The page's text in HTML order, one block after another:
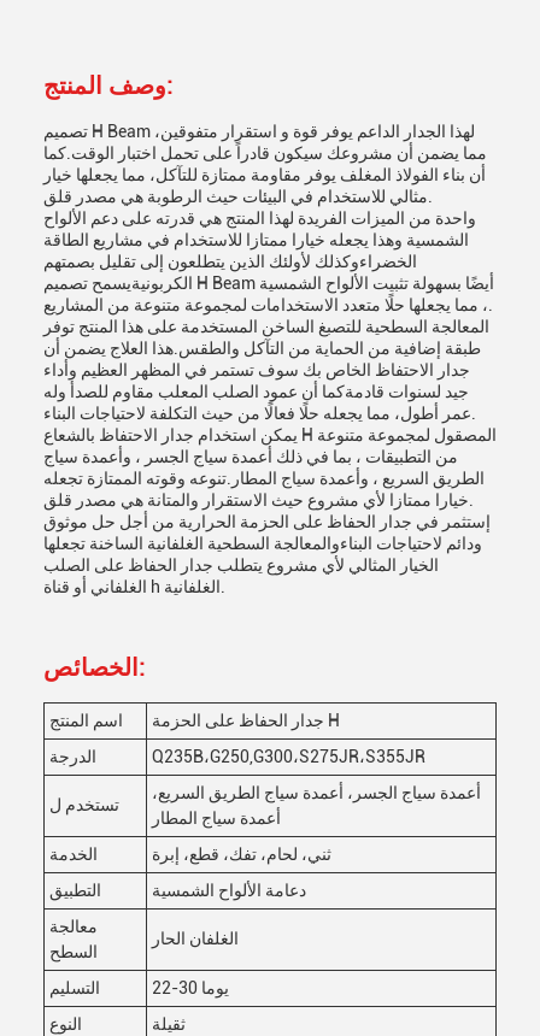
وصف المنتج:
تصميم H Beam لهذا الجدار الداعم يوفر قوة و استقرار متفوقين،
مما يضمن أن مشروعك سيكون قادراً على تحمل اختبار الوقت.كما
أن بناء الفولاذ المغلف يوفر مقاومة ممتازة للتآكل، مما يجعلها خيار
واحدة من الميزات الفريدة لهذا المنتج هي قدرته على دعم الألواح
الشمسية وهذا يجعله خيارا ممتازا للاستخدام في مشاريع الطاقة
الخضراءوكذلك لأولئك الذين يتطلعون إلى تقليل بصمتهم
الكربونيةيسمح تصميم H Beam أيضًا بسهولة تثبيت الألواح الشمسية
المعالجة السطحية للتصبغ الساخن المستخدمة على هذا المنتج توفر
طبقة إضافية من الحماية من التآكل والطقس.هذا العلاج يضمن أن
جدار الاحتفاظ الخاص بك سوف تستمر في المظهر العظيم وأداء
جيد لسنوات قادمةكما أن عمود الصلب المعلب مقاوم للصدأ وله
يمكن استخدام جدار الاحتفاظ بالشعاع H المصقول لمجموعة متنوعة
من التطبيقات ، بما في ذلك أعمدة سياج الجسر ، وأعمدة سياج
الطريق السريع ، وأعمدة سياج المطار.تنوعه وقوته الممتازة تجعله
إستثمر في جدار الحفاظ على الحزمة الحرارية من أجل حل موثوق
ودائم لاحتياجات البناءوالمعالجة السطحية الغلفانية الساخنة تجعلها
الخيار المثالي لأي مشروع يتطلب جدار الحفاظ على الصلب
الخصائص:
اسم المنتج
جدار الحفاظ على الحزمة H
الدرجة
Q235B،G250,G300،S275JR،S355JR
تستخدم ل
أعمدة سياج الجسر، أعمدة سياج الطريق السريع،
أعمدة سياج المطار
الخدمة
ثني، لحام، تفك، قطع، إبرة
التطبيق
دعامة الألواح الشمسية
معالجة
السطح
الغلفان الحار
التسليم
22-30 يوما
النوع
ثقيلة